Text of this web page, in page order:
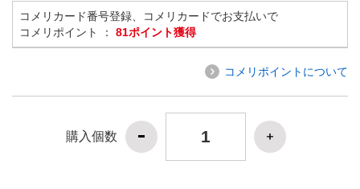
コメリカード番号登録、コメリカードでお支払いで
コメリポイント ： 81ポイント獲得
コメリポイントについて
購入個数